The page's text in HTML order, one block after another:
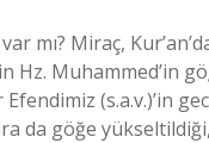
var mı? Miraç,
Hz. Muhammed’in
(s.a.v.)’in
da göğe